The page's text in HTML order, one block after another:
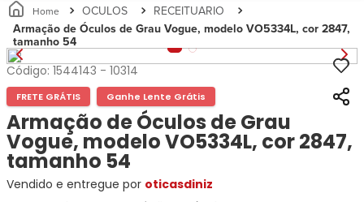
Unissex
Busque
Por
Marcas
Ana
Hickmann
Bulget
Miu-
Miu
Guess
Lacoste
Infantil
Unissex
Busque
Por
Marcas
Ray-
Ban
Prada
Ana
Hickmann
Tecnol
Estojos
para
Óculos
Soluções
Cuidados
Ray-
Ban
Prada
Exchange
Tommy
Ana
Hickmann
Guess
Speedo
Óculos
de Sol
Corrente
para
Óculos
Estojo
para
Óculos
Gênero
Masculino
Feminino
OCULOS
RECEITUARIO
Armação de Óculos de Grau Vogue, modelo VO5334L, cor 2847,
tamanho 54
Código: 1544143 - 10314
FRETE GRÁTIS Ganhe Lente Grátis
Armação de Óculos de Grau
Vogue, modelo VO5334L, cor 2847,
tamanho 54
Vendido e entregue por oticasdiniz